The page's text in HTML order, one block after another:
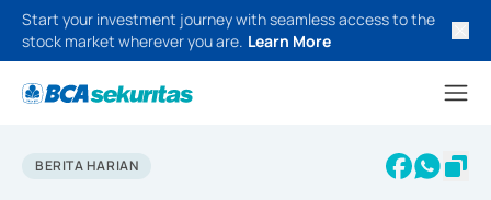
Start your investment journey with seamless access to the
stock market wherever you are. Learn More
BERITA HARIAN